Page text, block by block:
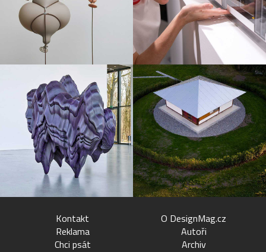
Kontakt
Reklama
Chci psát
O DesignMag.cz
Autoři
Archiv